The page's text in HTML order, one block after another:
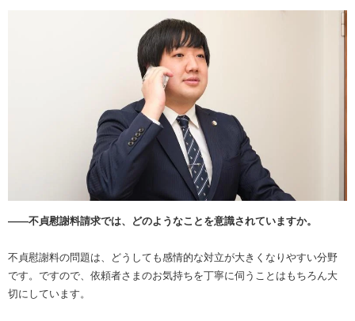
――不貞慰謝料請求では、どのようなことを意識されていますか。
不貞慰謝料の問題は、どうしても感情的な対立が大きくなりやすい分野
です。ですので、依頼者さまのお気持ちを丁寧に伺うことはもちろん大
切にしています。